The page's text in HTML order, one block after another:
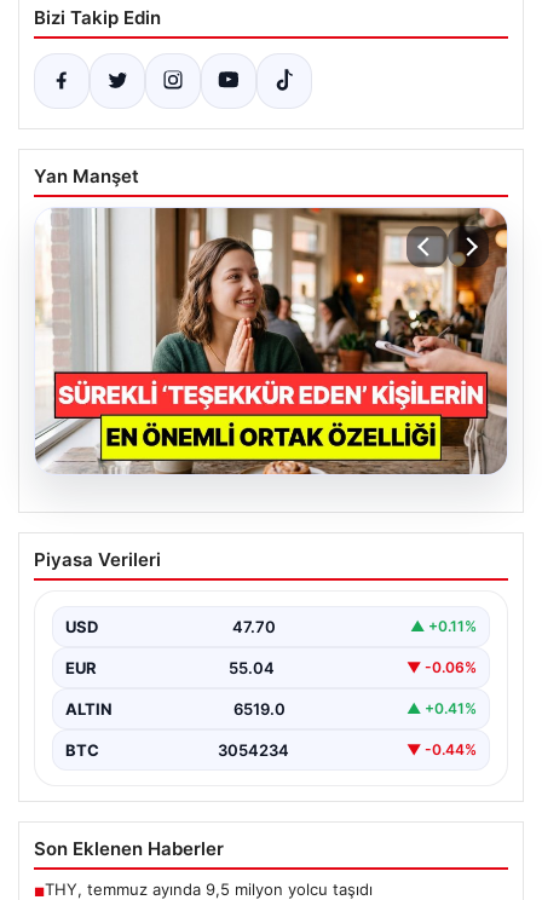
Bizi Takip Edin
Yan Manşet
Psikolojiye Göre Sürekli Teşekkür Eden
Kişilerin Önemli Ortak Noktası
ifadesini kullanmak, ilk bakışta yalnızca temel bir
nezaket kuralı…
Piyasa Verileri
USD 47.70 ▲ +0.11%
EUR 55.04 ▼ -0.06%
ALTIN 6519.0 ▲ +0.41%
BTC 3054234 ▼ -0.44%
Son Eklenen Haberler
■THY, temmuz ayında 9,5 milyon yolcu taşıdı